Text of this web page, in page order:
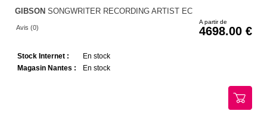
GIBSON SONGWRITER RECORDING ARTIST EC
Avis (0)
A partir de
4698.00
Stock Internet :
En stock
Magasin Nantes :
En stock